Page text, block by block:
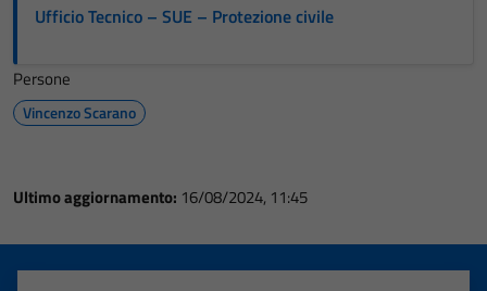
Ufficio Tecnico – SUE – Protezione civile
Persone
Vincenzo Scarano
Ultimo aggiornamento: 16/08/2024, 11:45